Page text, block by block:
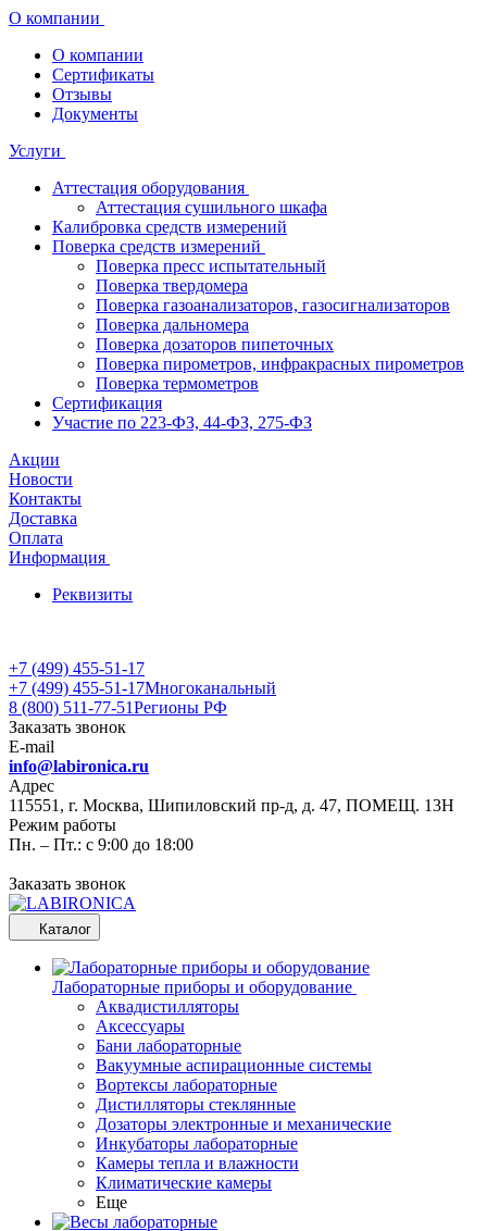
О компании
О компании
Сертификаты
Отзывы
Документы
Услуги
Аттестация оборудования
Аттестация сушильного шкафа
Калибровка средств измерений
Поверка средств измерений
Поверка пресс испытательный
Поверка твердомера
Поверка газоанализаторов, газосигнализаторов
Поверка дальномера
Поверка дозаторов пипеточных
Поверка пирометров, инфракрасных пирометров
Поверка термометров
Сертификация
Участие по 223-ФЗ, 44-ФЗ, 275-ФЗ
Акции
Новости
Контакты
Доставка
Оплата
Информация
Реквизиты
+7 (499) 455-51-17
+7 (499) 455-51-17Многоканальный
8 (800) 511-77-51Регионы РФ
Заказать звонок
E-mail
info@labironica.ru
Адрес
115551, г. Москва, Шипиловский пр-д, д. 47, ПОМЕЩ. 13Н
Режим работы
Пн. – Пт.: с 9:00 до 18:00
Заказать звонок
Каталог
Лабораторные приборы и оборудование
Аквадистилляторы
Аксессуары
Бани лабораторные
Вакуумные аспирационные системы
Вортексы лабораторные
Дистилляторы стеклянные
Дозаторы электронные и механические
Инкубаторы лабораторные
Камеры тепла и влажности
Климатические камеры
Еще